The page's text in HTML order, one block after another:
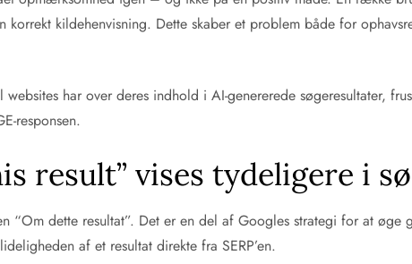
kildehenvisning. Dette skaber et problem både for
har over deres indhold i AI-genererede søgeresultater,
responsen.
result” vises tydeligere i
“Om dette resultat”. Det er en del af Googles strategi for at
af et resultat direkte fra SERP’en.